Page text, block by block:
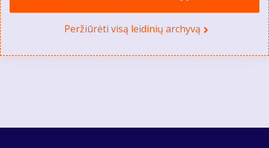
Peržiūrėti visą leidinių archyvą